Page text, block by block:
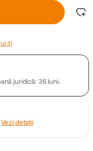
3)
juridică: 36 luni.
Vezi detalii